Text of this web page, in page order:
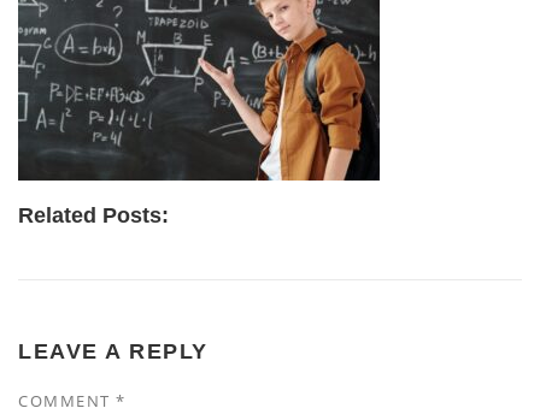
Related Posts:
LEAVE A REPLY
COMMENT *